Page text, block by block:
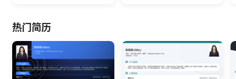
热门简历